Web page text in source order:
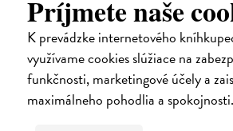
Príjmete naše
K prevádzke internetového
využívame cookies slúžiace na
funkčnosti, marketingové účely a
maximálneho pohodlia a spokojnosti.
Na sklade
28,03 €
28,90 € ?